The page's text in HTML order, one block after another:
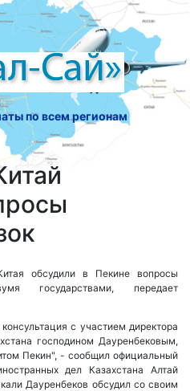
по всем регионам
обсудили в Пекине вопросы
государствами, передает
с участием директора
господином Дауренбековым,
Пекин", - сообщил официальный
дел Казахстана Алтай
Дауренбеков обсудил со своим